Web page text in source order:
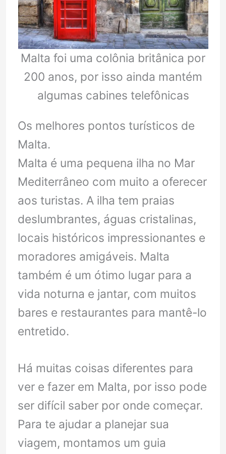
Malta foi uma colônia britânica por
200 anos, por isso ainda mantém
algumas cabines telefônicas
Os melhores pontos turísticos de
Malta.
Malta é uma pequena ilha no Mar
Mediterrâneo com muito a oferecer
aos turistas. A ilha tem praias
deslumbrantes, águas cristalinas,
locais históricos impressionantes e
moradores amigáveis. Malta
também é um ótimo lugar para a
vida noturna e jantar, com muitos
bares e restaurantes para mantê-lo
entretido.
Há muitas coisas diferentes para
ver e fazer em Malta, por isso pode
ser difícil saber por onde começar.
Para te ajudar a planejar sua
viagem, montamos um guia